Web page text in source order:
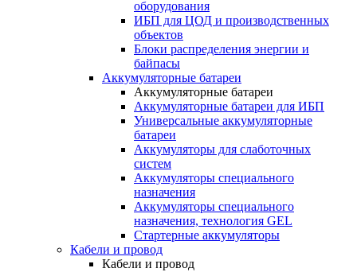
оборудования
ИБП для ЦОД и производственных
объектов
Блоки распределения энергии и
байпасы
Аккумуляторные батареи
Аккумуляторные батареи
Аккумуляторные батареи для ИБП
Универсальные аккумуляторные
батареи
Аккумуляторы для слаботочных
систем
Аккумуляторы специального
назначения
Аккумуляторы специального
назначения, технология GEL
Стартерные аккумуляторы
Кабели и провод
Кабели и провод